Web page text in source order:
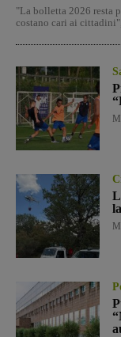
"La bolletta 2026 resta
costano cari ai cittadini",